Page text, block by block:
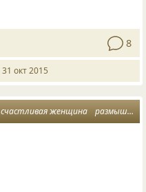
8
31 окт 2015
счастливая женщина размышления вслух